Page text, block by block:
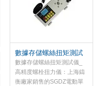
數據存儲螺絲扭矩測試
儀_高精度螺栓扭力儀
數據存儲螺絲扭矩測試儀_
高精度螺栓扭力儀：上海鑄
衡廠家銷售的SGDZ電動單